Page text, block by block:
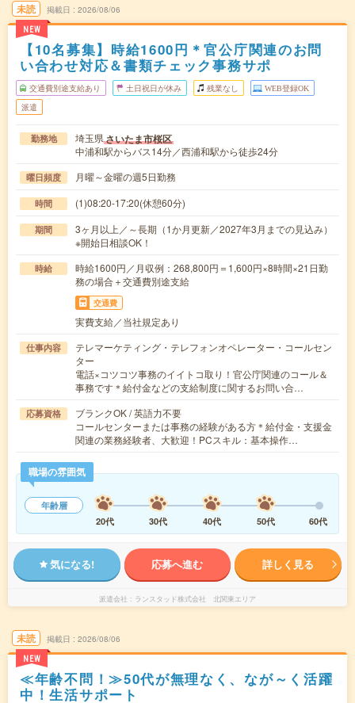
未読
NEW
掲載日 2026/08/06
【10名募集】時給1600円＊官公庁関連のお問
い合わせ対応＆書類チェック事務サポ
交通費別途支給あり 土日祝日が休み 残業なし WEB登録OK
派遣
勤務地 埼玉県さいたま市桜区
中浦和駅からバス14分／西浦和駅から徒歩24分
曜日頻度 月曜～金曜の週5日勤務
時間 (1)08:20-17:20(休憩60分)
期間
3ヶ月以上／～長期（1か月更新／2027年3月までの見込み）
※開始日相談OK！
時給
時給1600円／月収例：268,800円＝1,600円×8時間×21日勤
務の場合＋交通費別途支給
交通費
実費支給／当社規定あり
仕事内容
テレマーケティング・テレフォンオペレーター・コールセン
ター
電話×コツコツ事務のイイトコ取り！官公庁関連のコール＆
事務です＊給付金などの支給制度に関するお問い合…
応募資格
ブランクOK / 英語力不要
コールセンターまたは事務の経験がある方＊給付金・支援金
関連の業務経験者、大歓迎！PCスキル：基本操作…
職場の雰囲気
年齢層
20代
30代 40代 50代 60代
気になる! 応募へ進む 詳しく見る
派遣会社 ランスタッド株式会社 北関東エリア
未読
NEW
掲載日 2026/08/06
≪年齢不問！≫50代が無理なく、なが～く活躍
中！生活サポート